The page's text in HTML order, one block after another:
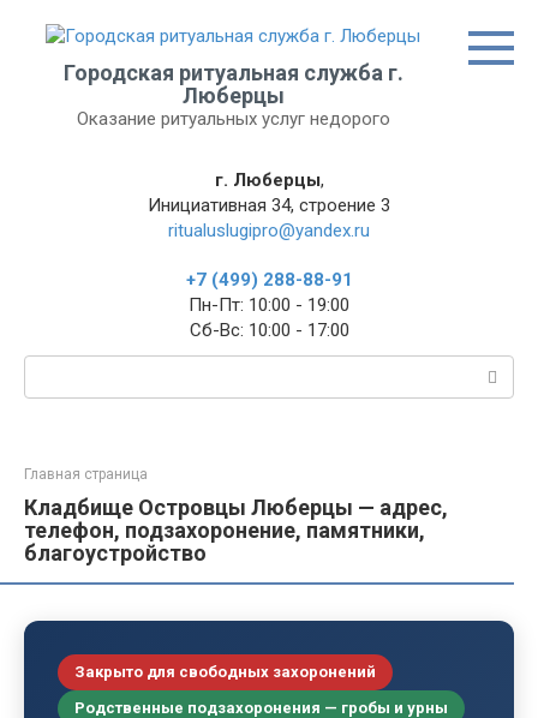
контентуГородская ритуальная служба г.
Люберцы
Оказание ритуальных услуг недорого
г. Люберцы,
Инициативная 34, строение 3
ritualuslugipro@yandex.ru
+7 (499) 288-88-91
Пн-Пт: 10:00 - 19:00
Сб-Вc: 10:00 - 17:00
Поиск:
Главная страница
Кладбище Островцы Люберцы — адрес,
телефон, подзахоронение, памятники,
благоустройство
Закрыто для свободных захоронений
Родственные подзахоронения — гробы и урны